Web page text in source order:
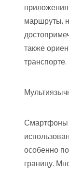
маршруты,
также
транспорте.
Смартфоны
особенно
границу.